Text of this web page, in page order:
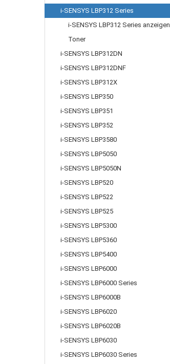
i-SENSYS LBP312 Series
i-SENSYS LBP312 Series anzeigen
Toner
i-SENSYS LBP312DN
i-SENSYS LBP312DNF
i-SENSYS LBP312X
i-SENSYS LBP350
i-SENSYS LBP351
i-SENSYS LBP352
i-SENSYS LBP3580
i-SENSYS LBP5050
i-SENSYS LBP5050N
i-SENSYS LBP520
i-SENSYS LBP522
i-SENSYS LBP525
i-SENSYS LBP5300
i-SENSYS LBP5360
i-SENSYS LBP5400
i-SENSYS LBP6000
i-SENSYS LBP6000 Series
i-SENSYS LBP6000B
i-SENSYS LBP6020
i-SENSYS LBP6020B
i-SENSYS LBP6030
i-SENSYS LBP6030 Series